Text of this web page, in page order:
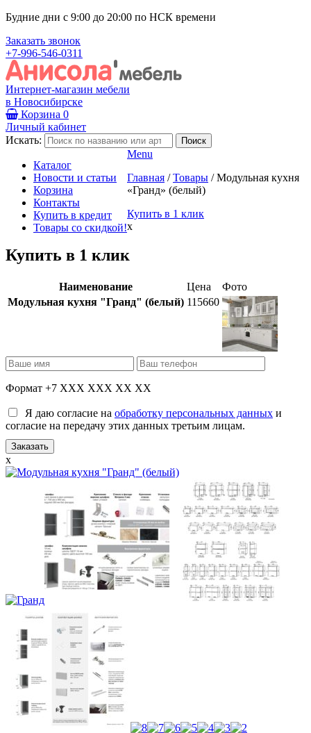
Будние дни с 9:00 до 20:00 по НСК времени
Заказать звонок
+7-996-546-0311
Интернет-магазин мебели
в Новосибирске
Корзина 0
Личный кабинет
Искать:
Каталог
Новости и статьи
Корзина
Контакты
Купить в кредит
Товары со скидкой!
Menu
Главная / Товары / Модульная кухня
«Гранд» (белый)
Купить в 1 клик
x
Купить в 1 клик
Наименование Цена
Фото
Модульная кухня "Гранд" (белый) 115660
Формат +7 XXX XXX XX XX
Я даю согласие на обработку персональных данных и
согласие на передачу этих данных третьим лицам.
x